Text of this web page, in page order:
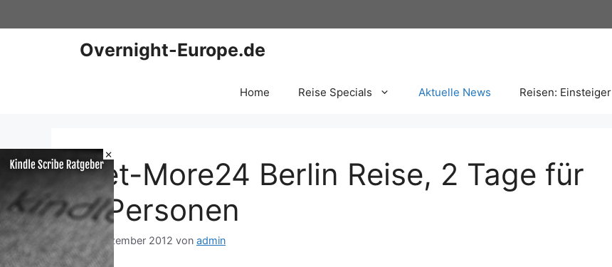
×
Inhalt
Overnight-Europe.de
Home Reise Specials Aktuelle News Reisen: Einsteiger
Get-More24 Berlin Reise, 2 Tage für
2 Personen
14. Dezember 2012 von admin